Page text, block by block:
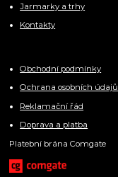
Jarmarky a trhy
Kontakty
Obchodní podmínky
Ochrana osobních údajů
Reklamační řád
Doprava a platba
Platební brána Comgate